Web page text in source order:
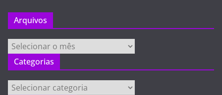
Arquivos
Arquivos
Categorias
Categorias